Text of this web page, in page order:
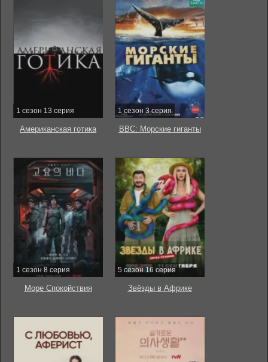
1 сезон 13 серия
Американская готика
1 сезон 3 серия
BBC: Морские гиганты
1 сезон 8 серия
Море Спокойствия
5 сезон 16 серия
Звёзды в Африке